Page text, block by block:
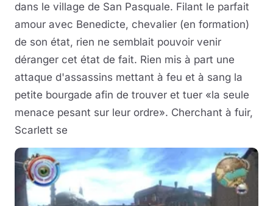
dans le village de San Pasquale. Filant le parfait
amour avec Benedicte, chevalier (en formation)
de son état, rien ne semblait pouvoir venir
déranger cet état de fait. Rien mis à part une
attaque d'assassins mettant à feu et à sang la
petite bourgade afin de trouver et tuer «la seule
menace pesant sur leur ordre». Cherchant à fuir,
Scarlett se